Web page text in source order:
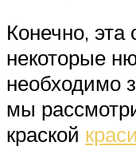
Конечно,
некоторые
необходимо
мы
краской